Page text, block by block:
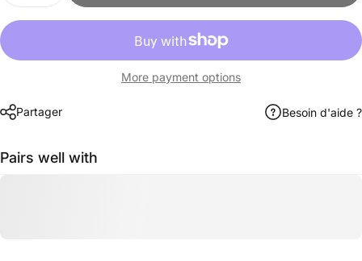
More payment options
Partager Besoin d'aide ?
Pairs well with